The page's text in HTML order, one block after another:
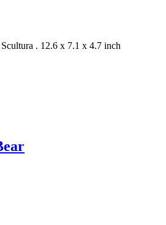
Scultura . 12.6 x 7.1 x 4.7 inch